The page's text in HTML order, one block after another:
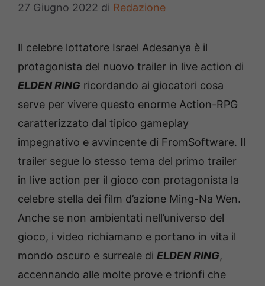
27 Giugno 2022 di Redazione
Il celebre lottatore Israel Adesanya è il
protagonista del nuovo trailer in live action di
ELDEN RING ricordando ai giocatori cosa
serve per vivere questo enorme Action-RPG
caratterizzato dal tipico gameplay
impegnativo e avvincente di FromSoftware. Il
trailer segue lo stesso tema del primo trailer
in live action per il gioco con protagonista la
celebre stella dei film d’azione Ming-Na Wen.
Anche se non ambientati nell’universo del
gioco, i video richiamano e portano in vita il
mondo oscuro e surreale di ELDEN RING,
accennando alle molte prove e trionfi che